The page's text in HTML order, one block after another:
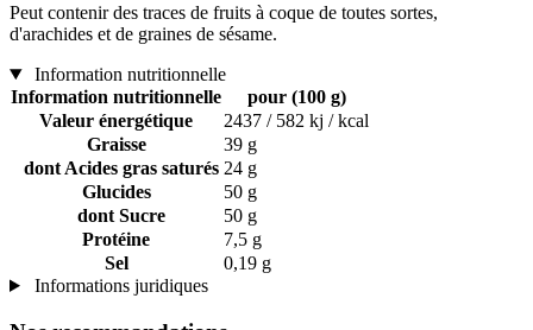
Peut contenir des traces de fruits à coque de toutes sortes,
d'arachides et de graines de sésame.
Information nutritionnelle
Information nutritionnelle
pour (100 g)
Valeur énergétique
2437 / 582 kj / kcal
Graisse
39 g
dont Acides gras saturés 24 g
Glucides
50 g
dont Sucre
50 g
Protéine
7,5 g
Sel
0,19 g
Informations juridiques